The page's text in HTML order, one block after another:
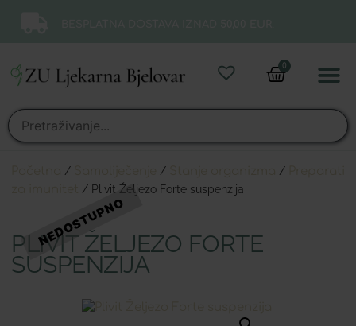
0
/ / /
/ Plivit Željezo Forte suspenzija
PLIVIT ŽELJEZO FORTE
SUSPENZIJA